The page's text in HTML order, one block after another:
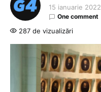
15 ianuarie 2022
One comment
287 de vizualizări